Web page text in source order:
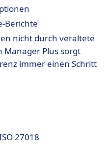
Berichte
nicht durch veraltete
Manager Plus sorgt
immer einen Schritt
27018